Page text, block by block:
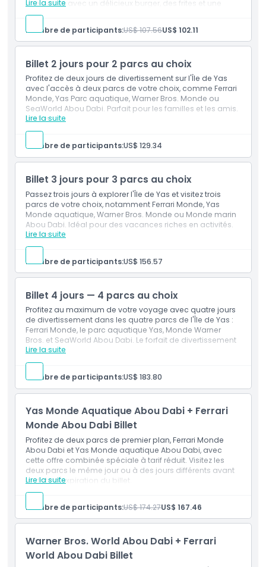
Non adapté pour
Heures d'ouverture
À savoir
Emplacement
Comment s'y rendre
Comment échanger
Conditions
Politique d'annulation
une pause avec un délicieux burger, des frites et une
boisson non alcoolisée.
Lire la suite
Monde Ferrari d'Abu Dhabi — billet d'une journée
(entrée unique)
Bon pour un repas
Nombre de participants:US$ 107.56US$ 102.11
Billet 2 jours pour 2 parcs au choix
Profitez de deux jours de divertissement sur l'Île de Yas
avec l'accès à deux parcs de votre choix, comme Ferrari
Monde, Yas Parc aquatique, Warner Bros. Monde ou
SeaWorld Abou Dabi. Parfait pour les familles et les amis.
Lire la suite
Inclus
Entrée dans 2 parcs de votre choix parmi Ferrari
Monde, Warner Bros. Monde, Yas Parc aquatique ou
SeaWorld Île de Yas
Valable pour 2 jours séparés, à utiliser dans les 6
Nombre de participants:US$ 129.34
Billet 3 jours pour 3 parcs au choix
Passez trois jours à explorer l'Île de Yas et visitez trois
parcs de votre choix, notamment Ferrari Monde, Yas
Monde aquatique, Warner Bros. Monde ou Monde marin
Abou Dabi. Idéal pour des vacances riches en activités.
Lire la suite
Inclus
Accès à 3 parcs de votre choix parmi Ferrari Monde,
Warner Bros. Monde, Yas Monde aquatique ou
Monde marin Île de Yas.
Valable pour 3 jours distincts, à utiliser dans les 6
Nombre de participants:US$ 156.57
Billet 4 jours — 4 parcs au choix
Profitez au maximum de votre voyage avec quatre jours
de divertissement dans les quatre parcs de l'Île de Yas :
Ferrari Monde, le parc aquatique Yas, Monde Warner
Bros. et SeaWorld Abou Dabi. Le forfait de divertissement
ultime.
Lire la suite
Inclus
Accès aux 4 parcs : Ferrari Monde, Monde Warner
Bros., le parc aquatique Yas et SeaWorld de l'Île de
Yas
jours suivant la première visite
Nombre de participants:US$ 183.80
Yas Monde Aquatique Abou Dabi + Ferrari
Monde Abou Dabi Billet
Profitez de deux parcs de premier plan, Ferrari Monde
Abou Dabi et Yas Monde aquatique Abou Dabi, avec
cette offre combinée spéciale à tarif réduit. Visitez les
deux parcs le même jour ou à des jours différents avant
la date d'expiration du billet.
Lire la suite
Inclus
Entrée à Ferrari Monde Abou Dabi (entrée unique)
Entrée à Yas Monde aquatique Abou Dabi (entrée
unique)
différents avant la date d'expiration du billet
Accès à toutes les attractions et manèges selon
Nombre de participants:US$ 174.27US$ 167.46
Warner Bros. World Abou Dabi + Ferrari
World Abou Dabi Billet